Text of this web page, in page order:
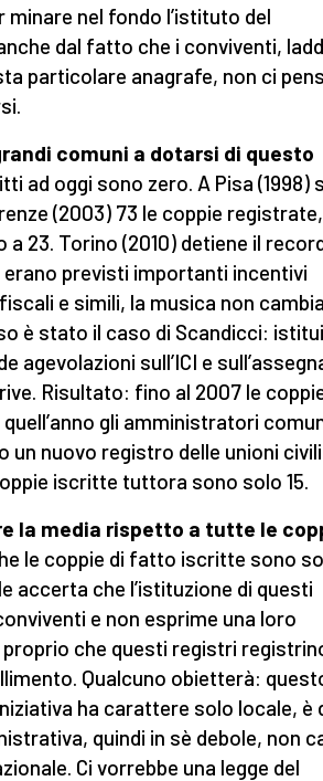
nel fondo l’istituto del
dal fatto che i conviventi,
particolare anagrafe, non ci
comuni a dotarsi di questo
ad oggi sono zero. A Pisa (1998)
(2003) 73 le coppie
23. Torino (2010) detiene il
erano previsti importanti incentivi
e simili, la musica non
è stato il caso di Scandicci:
agevolazioni sull’ICI e
Risultato: fino al 2007 le
gli amministratori
un nuovo registro delle unioni
iscritte tuttora sono solo 15.
la media rispetto a tutte le
le coppie di fatto iscritte sono
accerta che l’istituzione di questi
e non esprime una loro
proprio che questi registri
Qualcuno obietterà:
ha carattere solo locale, è
quindi in sè debole, non
Ci vorrebbe una legge del